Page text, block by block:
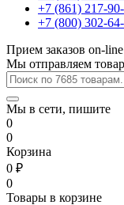
+7 (861) 217-
+7 (800) 302-
Прием заказов on-
Мы отправляем
Мы в сети, пишите
0
0
Корзина
0 ₽
0
Товары в корзине